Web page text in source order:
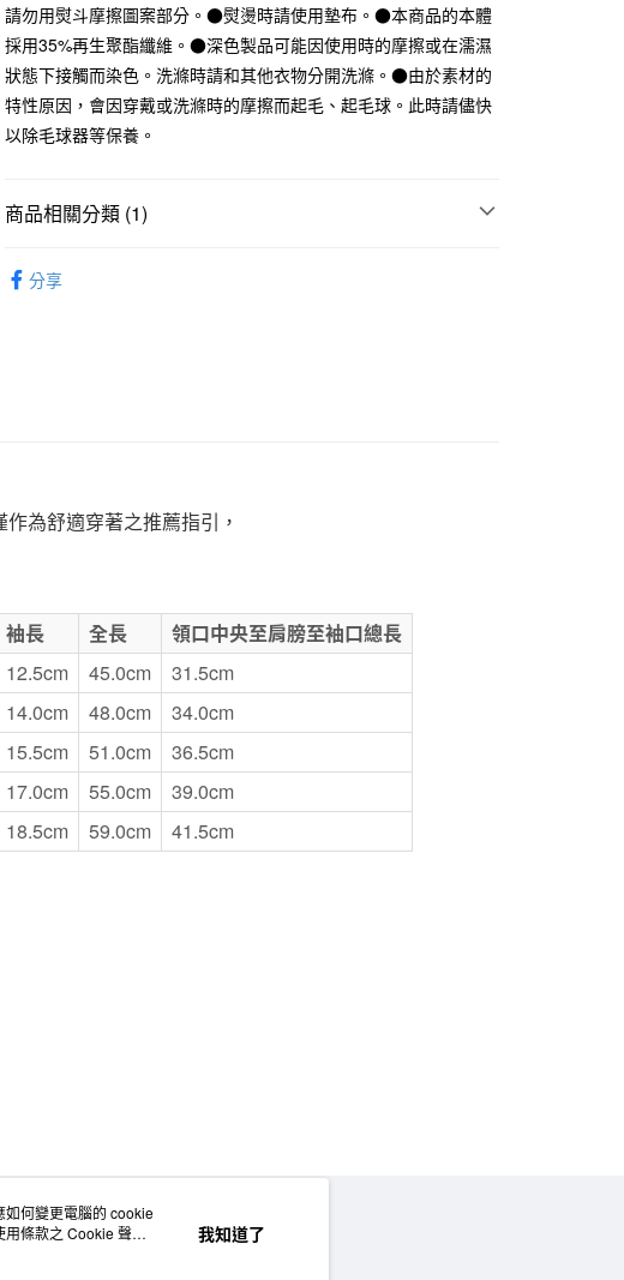
全家取貨付款
每筆NT$65，滿NT$1,000(含以上)免運費
付款後全家取貨
每筆NT$65，滿NT$1,000(含以上)免運費
每筆NT$65，滿NT$1,000(含以上)免運費
每筆NT$65，滿NT$1,000(含以上)免運費
請勿用熨斗摩擦圖案部分。●熨燙時請使用墊布。●本商品的本體
採用35%再生聚酯纖維。●深色製品可能因使用時的摩擦或在濡濕
狀態下接觸而染色。洗滌時請和其他衣物分開洗滌。●由於素材的
特性原因，會因穿戴或洗滌時的摩擦而起毛、起毛球。此時請儘快
以除毛球器等保養。
商品相關分類 (1)
分享
為舒適穿著之推薦指引，
袖長 全長
領口中央至肩膀至袖口總長
12.5cm 45.0cm
31.5cm
14.0cm 48.0cm
34.0cm
15.5cm 51.0cm
36.5cm
17.0cm 55.0cm
39.0cm
18.5cm 59.0cm 41.5cm
會員服務
人才招募
何變更電腦的 cookie
用條款之 Cookie 聲明
我知道了